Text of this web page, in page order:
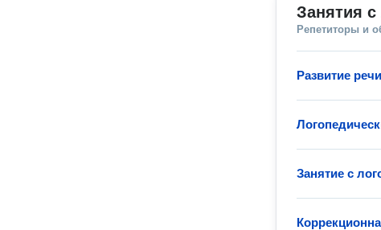
Занятия
Репетиторы и
Развитие
Занятие с